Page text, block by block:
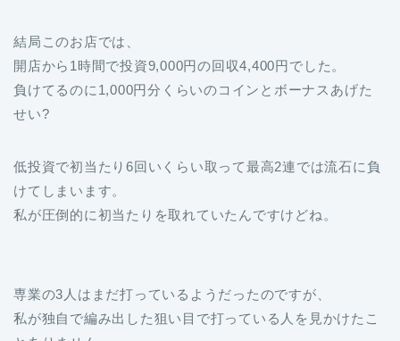
結局このお店では、
開店から1時間で投資9,000円の回収4,400円でした。
負けてるのに1,000円分くらいのコインとボーナスあげた
せい?
低投資で初当たり6回いくらい取って最高2連では流石に負
けてしまいます。
私が圧倒的に初当たりを取れていたんですけどね。
専業の3人はまだ打っているようだったのですが、
私が独自で編み出した狙い目で打っている人を見かけたこ